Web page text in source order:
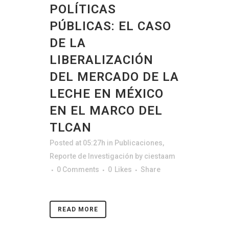
POLÍTICAS
PÚBLICAS: EL CASO
DE LA
LIBERALIZACIÓN
DEL MERCADO DE LA
LECHE EN MÉXICO
EN EL MARCO DEL
TLCAN
Posted at 05:27h in Publicaciones,
Reporte de Investigación by ciestaam
0 Comments
0 Likes Share
READ MORE